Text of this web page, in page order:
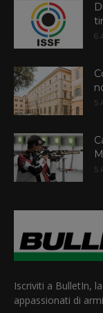
6
5
5
Iscriviti a BulletIn,
appassionati di